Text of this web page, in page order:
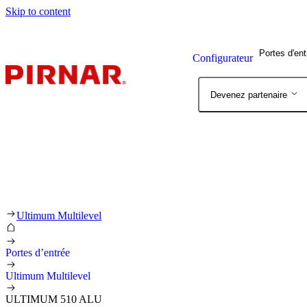
Skip to content
Configurateur Portes
Devenez partenaire
Ultimum Multilevel
Portes d’entrée
Ultimum Multilevel
ULTIMUM 510 ALU